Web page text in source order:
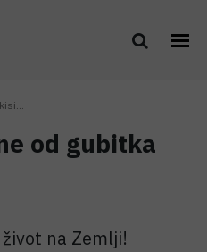
od gubitka
na Zemlji!